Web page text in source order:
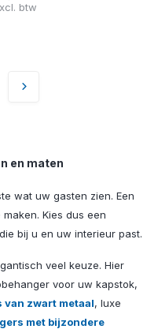
btw
en maten
wat uw gasten zien. Een
Kies dus een
bij u en uw interieur past.
veel keuze. Hier
voor uw kapstok,
zwart metaal, luxe
met bijzondere